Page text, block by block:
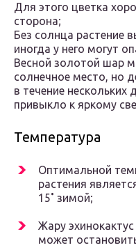
Для этого цветка
сторона;
Без солнца растение
иногда у него могут
Весной золотой шар
солнечное место, но
в течение нескольких
привыкло к яркому
Температура
Оптимальной
растения
15˚ зимой;
Жару
может